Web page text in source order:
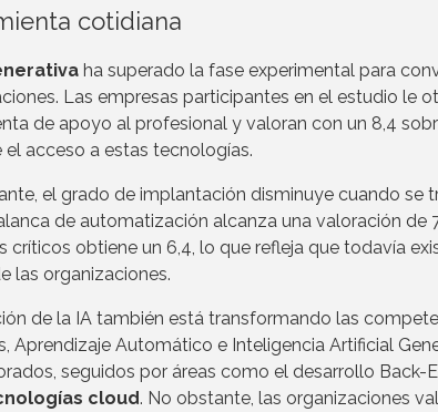
cotidiana
ha superado la fase experimental para
Las empresas participantes en el estudio le
de apoyo al profesional y valoran con un 8,4
el acceso a estas tecnologías.
el grado de implantación disminuye cuando se
de automatización alcanza una valoración de
críticos obtiene un 6,4, lo que refleja que todavía
las organizaciones.
de la IA también está transformando las
Aprendizaje Automático e Inteligencia Artificial
seguidos por áreas como el desarrollo Back-
cloud. No obstante, las organizaciones